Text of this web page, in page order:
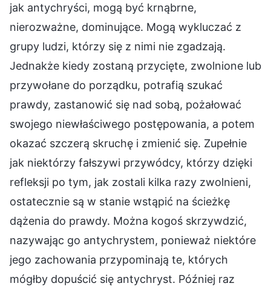
jak antychryści, mogą być krnąbrne,
nierozważne, dominujące. Mogą wykluczać z
grupy ludzi, którzy się z nimi nie zgadzają.
Jednakże kiedy zostaną przycięte, zwolnione lub
przywołane do porządku, potrafią szukać
prawdy, zastanowić się nad sobą, pożałować
swojego niewłaściwego postępowania, a potem
okazać szczerą skruchę i zmienić się. Zupełnie
jak niektórzy fałszywi przywódcy, którzy dzięki
refleksji po tym, jak zostali kilka razy zwolnieni,
ostatecznie są w stanie wstąpić na ścieżkę
dążenia do prawdy. Można kogoś skrzywdzić,
nazywając go antychrystem, ponieważ niektóre
jego zachowania przypominają te, których
mógłby dopuścić się antychryst. Później raz